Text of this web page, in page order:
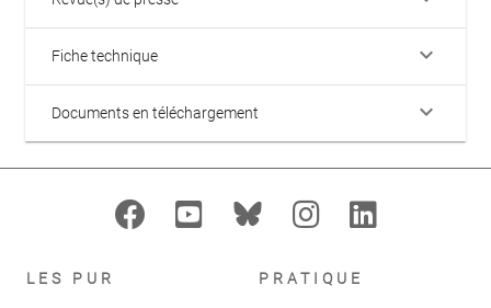
Fiche technique keyboard_arrow_down
Documents en téléchargement keyboard_arrow_down
LES PUR PRATIQUE